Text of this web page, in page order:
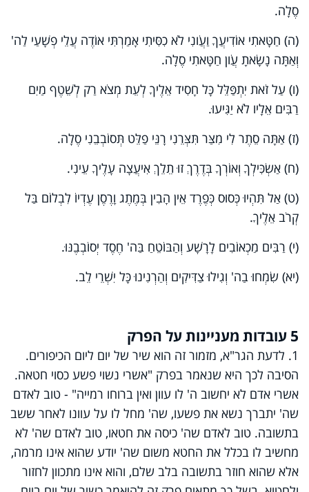
סֶלָה.
(ה) חַטָּאתִי אוֹדִיעֲךָ וַעֲו‍ֹנִי לֹא כִסִּיתִי אָמַרְתִּי אוֹדֶה עֲלֵי פְשָׁעַי לַה'
וְאַתָּה נָשָׂאתָ עֲו‍ֹן חַטָּאתִי סֶלָה.
(ו) עַל זֹאת יִתְפַּלֵּל כָּל חָסִיד אֵלֶיךָ לְעֵת מְצֹא רַק לְשֵׁטֶף מַיִם
רַבִּים אֵלָיו לֹא יַגִּיעוּ.
(ז) אַתָּה סֵתֶר לִי מִצַּר תִּצְּרֵנִי רָנֵּי פַלֵּט תְּסוֹבְבֵנִי סֶלָה.
(ח) אַשְׂכִּילְךָ וְאוֹרְךָ בְּדֶרֶךְ זוּ תֵלֵךְ אִיעֲצָה עָלֶיךָ עֵינִי.
(ט) אַל תִּהְיוּ כְּסוּס כְּפֶרֶד אֵין הָבִין בְּמֶתֶג וָרֶסֶן עֶדְיוֹ לִבְלוֹם בַּל
קְרֹב אֵלֶיךָ.
(י) רַבִּים מַכְאוֹבִים לָרָשָׁע וְהַבּוֹטֵחַ בַּה' חֶסֶד יְסוֹבְבֶנּוּ.
(יא) שִׂמְחוּ בַה' וְגִילוּ צַדִּיקִים וְהַרְנִינוּ כָּל יִשְׁרֵי לֵב.
5 עובדות מעניינות על הפרק
1. לדעת הגר"א, מזמור זה הוא שיר של יום ליום הכיפורים.
הסיבה לכך היא שנאמר בפרק "אשרי נשוי פשע כסוי חטאה.
אשרי אדם לא יחשוב ה' לו עוון ואין ברוחו רמייה" - טוב לאדם
שה' יתברך נשא את פשעו, שה' מחל לו על עוונו לאחר ששב
בתשובה. טוב לאדם שה' כיסה את חטאו, טוב לאדם שה' לא
מחשיב לו בכלל את החטא משום שה' יודע שהוא אינו מרמה,
אלא שהוא חוזר בתשובה בלב שלם, והוא אינו מתכוון לחזור